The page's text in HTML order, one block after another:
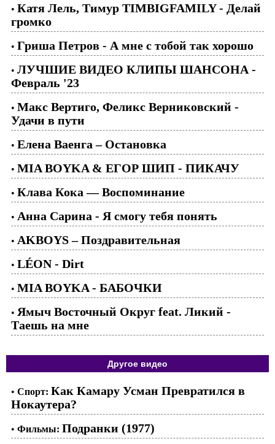
• Катя Лель, Тимур TIMBIGFAMILY - Делай
громко
• Гриша Петров - А мне с тобой так хорошо
• ЛУЧШИЕ ВИДЕО КЛИПЫ ШАНСОНА -
Февраль '23
• Макс Вертиго, Феликс Верниковский -
Удачи в пути
• Елена Ваенга – Остановка
• MIA BOYKA & ЕГОР ШИП - ПИКАЧУ
• Клава Кока — Воспоминание
• Анна Сарина - Я смогу тебя понять
• AKBOYS – Поздравительная
• LÉON - Dirt
• MIA BOYKA - БАБОЧКИ
• Ямыч Восточный Округ feat. Ликий -
Таешь на мне
Другое видео
• Спорт: Как Камару Усман Превратился в
Нокаутера?
• Фильмы: Подранки (1977)